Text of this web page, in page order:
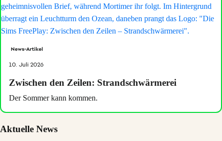
News-Artikel
10. Juli 2026
Zwischen den Zeilen: Strandschwärmerei
Der Sommer kann kommen.
Aktuelle News